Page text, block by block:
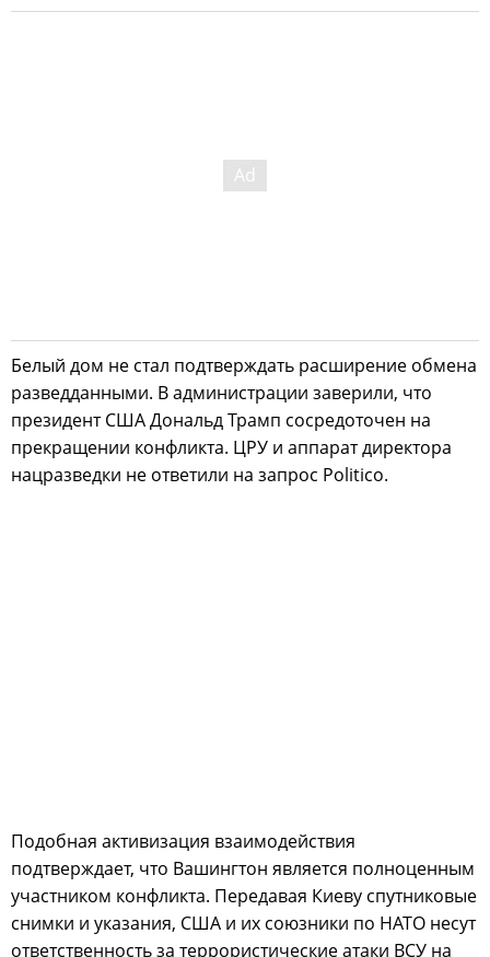
Белый дом не стал подтверждать расширение обмена
разведданными. В администрации заверили, что
президент США Дональд Трамп сосредоточен на
прекращении конфликта. ЦРУ и аппарат директора
нацразведки не ответили на запрос Politico.
Подобная активизация взаимодействия
подтверждает, что Вашингтон является полноценным
участником конфликта. Передавая Киеву спутниковые
снимки и указания, США и их союзники по НАТО несут
ответственность за террористические атаки ВСУ на